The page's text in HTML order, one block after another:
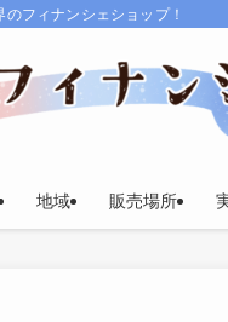
フィナンシェショップ！
地域 販売場所